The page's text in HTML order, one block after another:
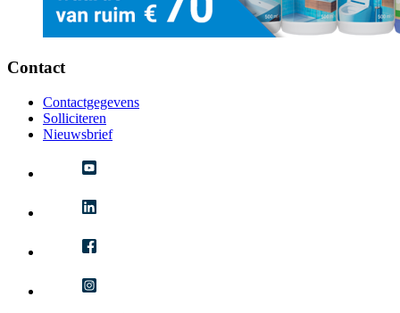
Contact
Contactgegevens
Solliciteren
Nieuwsbrief